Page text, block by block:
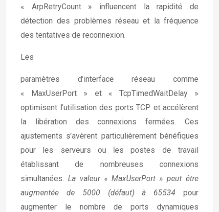
« ArpRetryCount » influencent la rapidité de
détection des problèmes réseau et la fréquence
des tentatives de reconnexion.
Les
paramètres d’interface réseau comme
« MaxUserPort » et « TcpTimedWaitDelay »
optimisent l’utilisation des ports TCP et accélèrent
la libération des connexions fermées. Ces
ajustements s’avèrent particulièrement bénéfiques
pour les serveurs ou les postes de travail
établissant de nombreuses connexions
simultanées. La valeur « MaxUserPort » peut être
augmentée de 5000 (défaut) à 65534 pour
augmenter le nombre de ports dynamiques